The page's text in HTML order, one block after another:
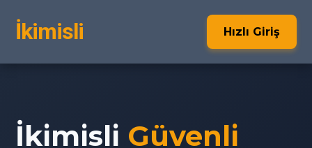
İkimisli Hızlı Giriş
İkimisli Güvenli